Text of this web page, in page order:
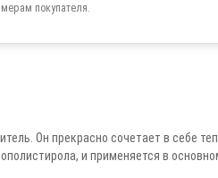
покупателя.
Он прекрасно сочетает в себе
и применяется в